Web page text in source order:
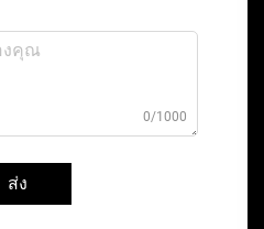
0/1000
ส่ง